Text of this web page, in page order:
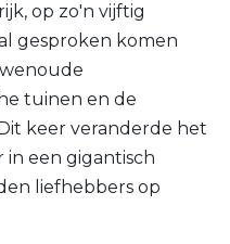
op zo'n vijftig
gesproken komen
tuinen en de
keer veranderde het
in een gigantisch
liefhebbers op